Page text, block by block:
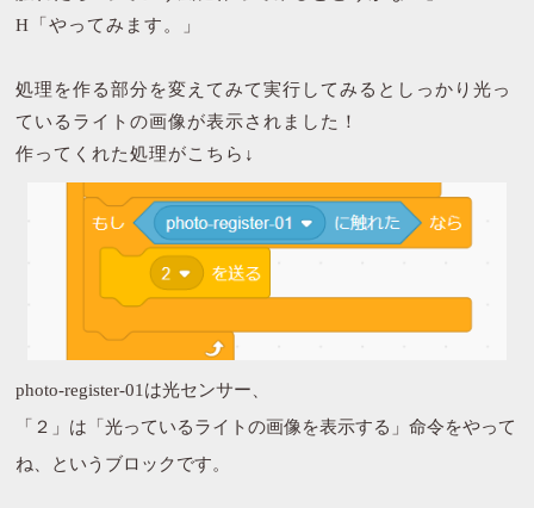
H「やってみます。」
処理を作る部分を変えてみて実行してみるとしっかり光っ
ているライトの画像が表示されました！
作ってくれた処理がこちら↓
photo-register-01は光センサー、
「２」は「光っているライトの画像を表示する」命令をやって
ね、というブロックです。